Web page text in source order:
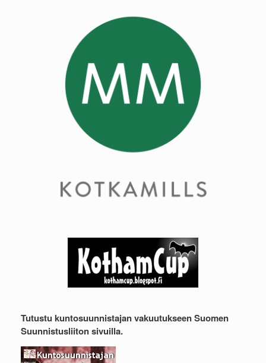
Tutustu kuntosuunnistajan vakuutukseen Suomen
Suunnistusliiton sivuilla.